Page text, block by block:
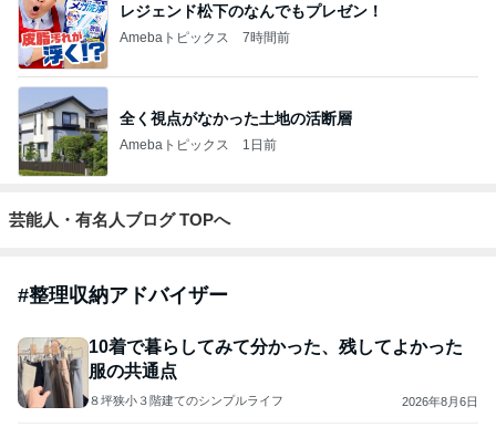
レジェンド松下のなんでもプレゼン！
Amebaトピックス 7時間前
全く視点がなかった土地の活断層
Amebaトピックス 1日前
芸能人・有名人ブログ TOPへ
#整理収納アドバイザー
10着で暮らしてみて分かった、残してよかった
服の共通点
８坪狭小３階建てのシンプルライフ 2026年8月6日